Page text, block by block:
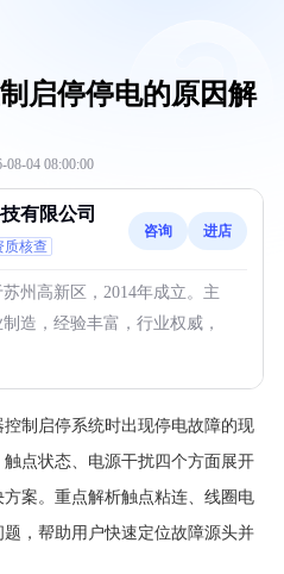
启停停电的原因解
08-04 08:00:00
有限公司
质核查
咨询 进店
州高新区，2014年成立。主
造，经验丰富，行业权威，
制启停系统时出现停电故障的现
点状态、电源干扰四个方面展开
案。重点解析触点粘连、线圈电
，帮助用户快速定位故障源头并